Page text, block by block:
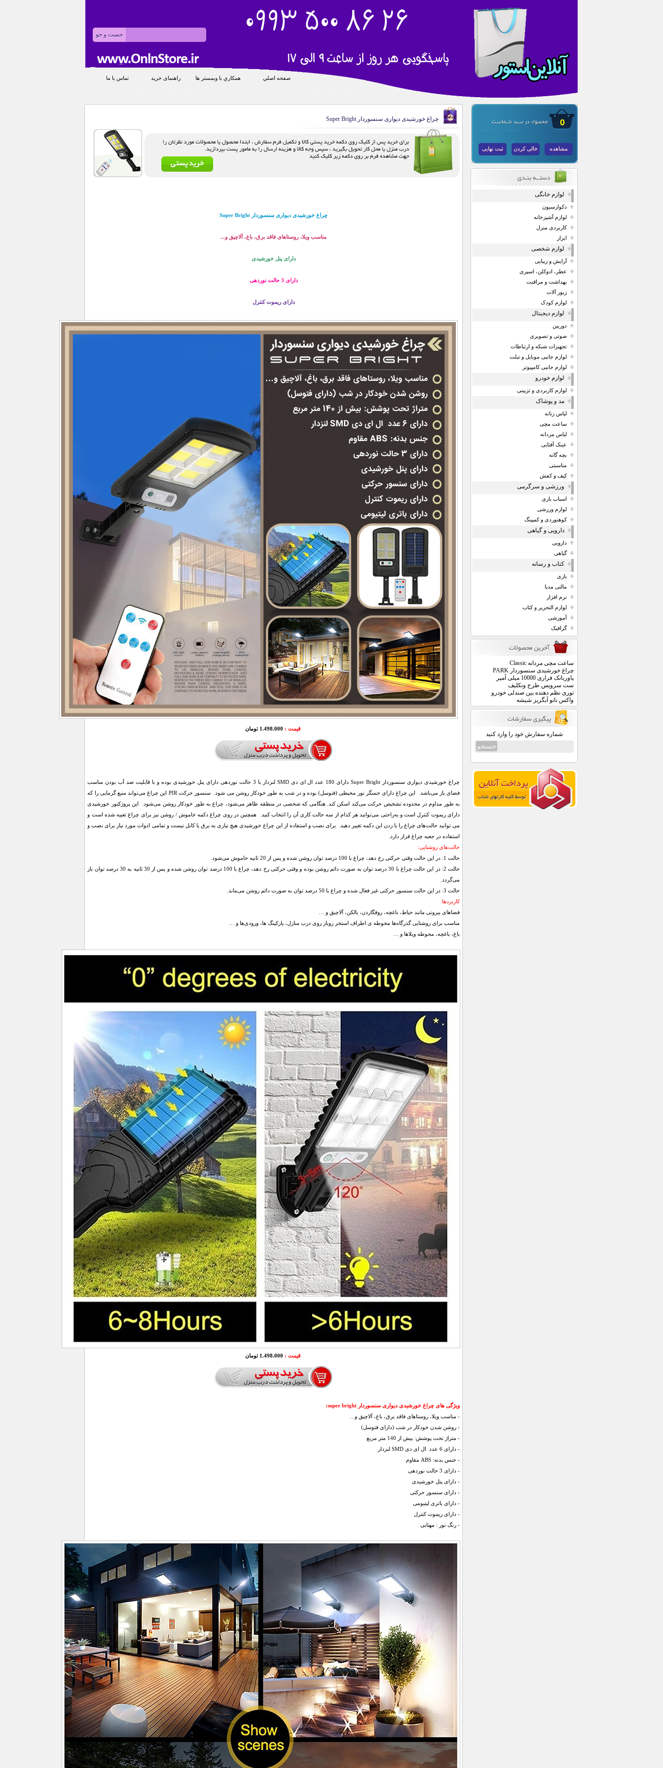
صفحه اصلي همکاري با وبمستر ها راهنمای خرید تماس با ما
0
مشاهده خالی کردن ثبت نهایی
لوازم خانگی
دکوارسیون
لوازم آشپزخانه
کاربردی منزل
ابزار
لوازم شخصی
آرایش و زیبایی
عطر، ادوکلن، اسپری
بهداشت و مراقبت
زیور آلات
لوازم کودک
لوازم دیجیتال
دوربین
صوتی و تصویری
تجهیزات شبکه و ارتباطات
لوازم جانبی موبایل و تبلت
لوازم جانبی کامپیوتر
لوازم خودرو
لوازم کاربردی و تزیینی
مد و پوشاک
لباس زنانه
ساعت مچی
لباس مردانه
عینک آفتابی
بچه گانه
مناسبتی
کیف و کفش
ورزشی و سرگرمی
اسباب بازی
لوازم ورزشی
کوهنوردی و کمپینگ
دارویی و گیاهی
دارویی
گیاهی
کتاب و رسانه
بازی
مالتی مدیا
نرم افزار
لوازم التحریر و کتاب
آموزشی
گرافیک
ساعت مچی مردانه Classic
چراغ خورشیدی سنسوردار PARK
پاوربانک فراری 10000 میلی آمپر
ست سرویس طرح ونکلیف
توری نظم دهنده بین صندلی خودرو
واکس نانو آبگریز شیشه
شماره سفارش خود را وارد کنید
چراغ خورشیدی دیواری سنسوردار Super Bright
چراغ خورشیدی دیواری سنسوردار Super Bright
مناسب ویلا، روستاهای فاقد برق، باغ، آلاچیق و...
دارای پنل خورشیدی
دارای 3 حالت نوردهی
دارای ریموت کنترل
قیمت : 1.498.000 تومان
چراغ خورشیدی دیواری سنسوردار Super Bright دارای 180 عدد ال ای دی SMD لنز‌دار با 3 حالت نوردهی دارای پنل خورشیدی بوده و با قابلیت ضد آب بودن مناسب
فضای باز می‌‌باشد. این چراغ دارای حسگر نور محیطی (فتوسل) بوده و در شب به طور خودکار روشن می شود. سنسور حرکت PIR این چراغ می‌تواند منبع گرمایی را که
به طور مداوم در محدوده تشخیص حرکت می‌‍‌کند اسکن کند. هنگامی که شخصی در منطقه ظاهر می‌شود، چراغ به طور خودکار روشن می‌شود. این پروژکتور خورشیدی
دارای ریموت کنترل است و به‌راحتی می‌توانید هر کدام از سه حالت کاری آن را انتخاب کنید. همچنین در روی چراغ دکمه خاموش / روشن نیز برای چراغ تعبیه شده است و
می توانید حالت‌های چراغ را با زدن این دکمه تغییر دهید. برای نصب و استفاده از این چراغ خورشیدی هیچ نیازی به برق یا کابل نیست و تمامی ادوات مورد نیاز برای نصب و
استفاده در جعبه چراغ قرار دارد.
حالت‌های روشنایی:
حالت 1: در این حالت وقتی حرکتی رخ دهد، چراغ با 100 درصد توان روشن شده و پس از 20 ثانیه خاموش می‌شود.
حالت 2: در این حالت چراغ با 30 درصد توان به صورت دائم روشن بوده و وقتی حرکتی رخ دهد، چراغ با 100 درصد توان روشن شده و پس از 30 ثانیه به 30 درصد توان باز
می‌گردد.
حالت 3: در این حالت سنسور حرکتی غیر فعال شده و چراغ با 50 درصد توان به صورت دائم روشن می‌ماند.
کاربرد‌ها:
فضاهای بیرونی مانند حیاط، باغچه، روفگاردن، بالکن، آلاچیق و …
مناسب برای روشنایی گذرگاه‌ها محوطه ی اطراف استخر روباز روی درب منازل، پارکینگ ها، ورودی‌ها و …
باغ، باغچه، محوطه ویلاها و …
قیمت : 1.498.000 تومان
ویژگی های چراغ خورشیدی دیواری سنسوردار super bright:
- مناسب ویلا، روستاهای فاقد برق، باغ، آلاچیق و...
- روشن شدن خودکار در شب (دارای فتوسل)
- متراژ تحت پوشش: بیش از 140 متر مربع
- دارای 6 عدد ال ای دی SMD لنز‌دار
- جنس بدنه: ABS مقاوم
- دارای 3 حالت نوردهی
- دارای پنل خورشیدی
- دارای سنسور حرکتی
- دارای باتری لیتیومی
- دارای ریموت کنترل
- رنگ نور : مهتابی